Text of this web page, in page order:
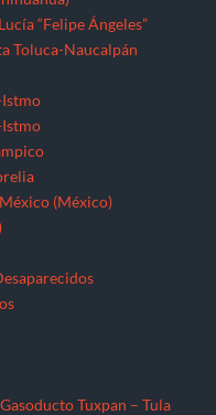
“Felipe Ángeles”
Toluca-Naucalpán
Istmo
Istmo
(México)
Gasoducto Tuxpan – Tula